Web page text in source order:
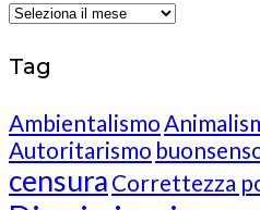
Archives
Tag
Ambientalismo
Autoritarismo
censura Correttezza